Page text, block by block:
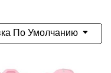
По Умолчанию